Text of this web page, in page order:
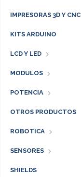
IMPRESORAS 3D Y CNC
KITS ARDUINO
LCD Y LED
MODULOS
POTENCIA
OTROS PRODUCTOS
ROBOTICA
SENSORES
SHIELDS